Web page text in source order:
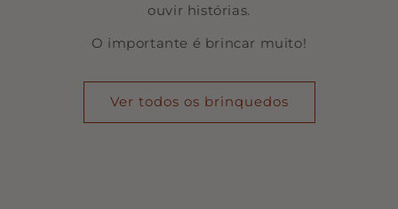
ouvir histórias.
O importante é brincar muito!
Ver todos os brinquedos